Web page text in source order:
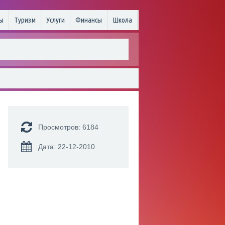
Туризм Услуги Финансы Школа
Просмотров: 6184
Дата: 22-12-2010